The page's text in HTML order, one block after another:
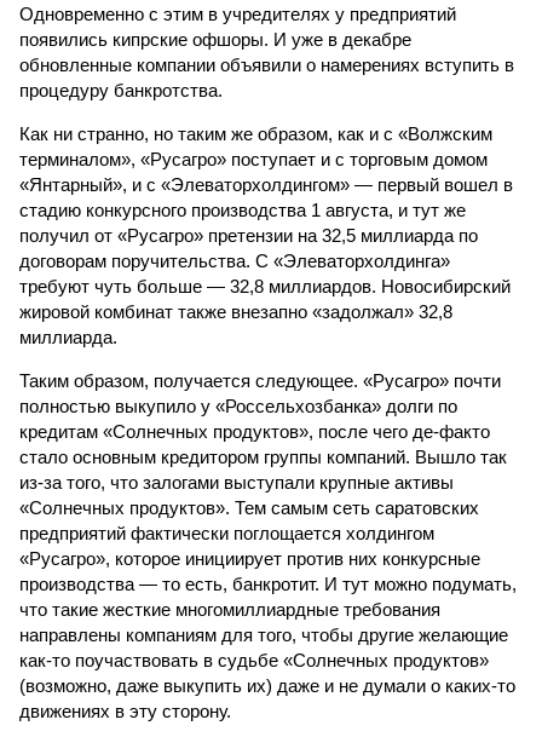
Одновременно с этим в учредителях у предприятий
появились кипрские офшоры. И уже в декабре
обновленные компании объявили о намерениях вступить в
процедуру банкротства.
Как ни странно, но таким же образом, как и с «Волжским
терминалом», «Русагро» поступает и с торговым домом
«Янтарный», и с «Элеваторхолдингом» — первый вошел в
стадию конкурсного производства 1 августа, и тут же
получил от «Русагро» претензии на 32,5 миллиарда по
договорам поручительства. С «Элеваторхолдинга»
требуют чуть больше — 32,8 миллиардов. Новосибирский
жировой комбинат также внезапно «задолжал» 32,8
миллиарда.
Таким образом, получается следующее. «Русагро» почти
полностью выкупило у «Россельхозбанка» долги по
кредитам «Солнечных продуктов», после чего де-факто
стало основным кредитором группы компаний. Вышло так
из-за того, что залогами выступали крупные активы
«Солнечных продуктов». Тем самым сеть саратовских
предприятий фактически поглощается холдингом
«Русагро», которое инициирует против них конкурсные
производства — то есть, банкротит. И тут можно подумать,
что такие жесткие многомиллиардные требования
направлены компаниям для того, чтобы другие желающие
как-то поучаствовать в судьбе «Солнечных продуктов»
(возможно, даже выкупить их) даже и не думали о каких-то
движениях в эту сторону.